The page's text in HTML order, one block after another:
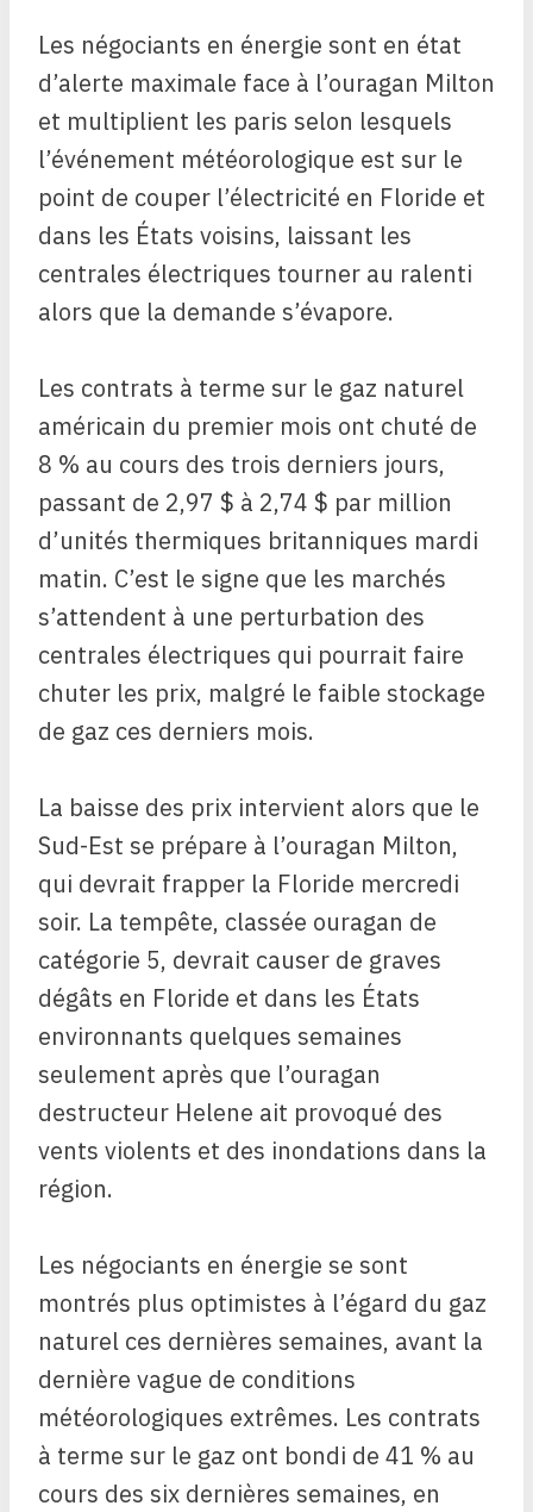
Les négociants en énergie sont en état
d’alerte maximale face à l’ouragan Milton
et multiplient les paris selon lesquels
l’événement météorologique est sur le
point de couper l’électricité en Floride et
dans les États voisins, laissant les
centrales électriques tourner au ralenti
alors que la demande s’évapore.
Les contrats à terme sur le gaz naturel
américain du premier mois ont chuté de
8 % au cours des trois derniers jours,
passant de 2,97 $ à 2,74 $ par million
d’unités thermiques britanniques mardi
matin. C’est le signe que les marchés
s’attendent à une perturbation des
centrales électriques qui pourrait faire
chuter les prix, malgré le faible stockage
de gaz ces derniers mois.
La baisse des prix intervient alors que le
Sud-Est se prépare à l’ouragan Milton,
qui devrait frapper la Floride mercredi
soir. La tempête, classée ouragan de
catégorie 5, devrait causer de graves
dégâts en Floride et dans les États
environnants quelques semaines
seulement après que l’ouragan
destructeur Helene ait provoqué des
vents violents et des inondations dans la
région.
Les négociants en énergie se sont
montrés plus optimistes à l’égard du gaz
naturel ces dernières semaines, avant la
dernière vague de conditions
météorologiques extrêmes. Les contrats
à terme sur le gaz ont bondi de 41 % au
cours des six dernières semaines, en